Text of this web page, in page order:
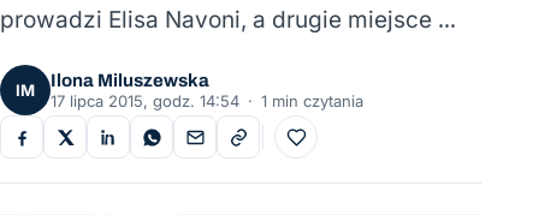
prowadzi Elisa Navoni, a drugie miejsce …
IM
Ilona Miluszewska
17 lipca 2015, godz. 14:54 · 1 min czytania
Do ulubionych